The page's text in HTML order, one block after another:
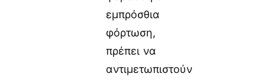
εμπρόσθια
φόρτωση,
πρέπει να
αντιμετωπιστούν